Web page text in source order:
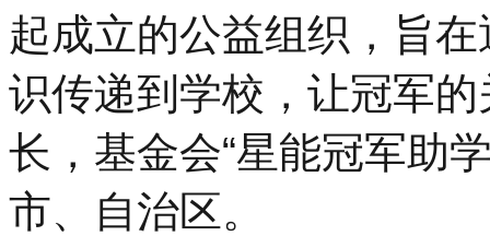
起成立的公益组织，旨
识传递到学校，让冠军
长，基金会“星能冠军助
市、自治区。